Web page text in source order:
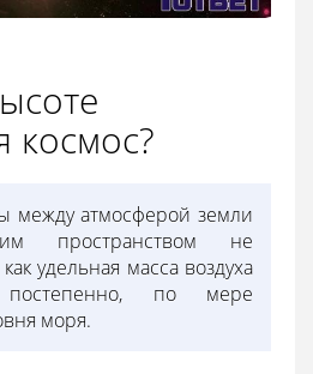
космос?
между атмосферой земли
пространством не
удельная масса воздуха
постепенно, по мере
моря.